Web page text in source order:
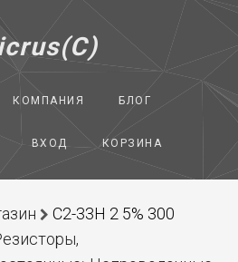
КОМПАНИЯ БЛОГ
ВХОД КОРЗИНА
С2-33Н 2 5% 300